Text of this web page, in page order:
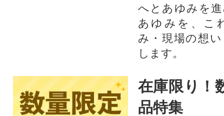
へとあゆみを
あゆみを、こ
み・現場の想
します。
在庫限り！
品特集